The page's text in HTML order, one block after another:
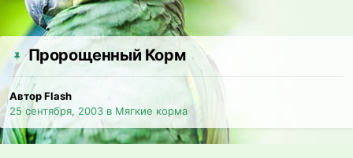
Пророщенный Корм
Автор Flash
25 сентября, 2003 в Мягкие корма